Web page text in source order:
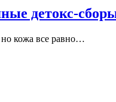
детокс-
кожа все равно…